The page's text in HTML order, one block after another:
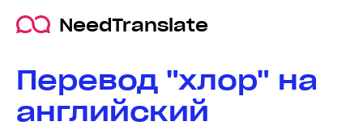
NeedTranslate
Перевод "хлор" на
английский